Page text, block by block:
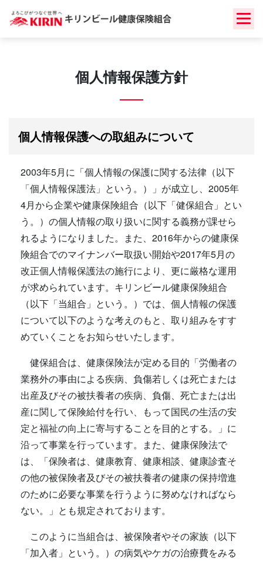
個人情報保護方針
個人情報保護への取組みについて
2003年5月に「個人情報の保護に関する法律（以下
「個人情報保護法」という。）」が成立し、2005年
4月から企業や健康保険組合（以下「健保組合」とい
う。）の個人情報の取り扱いに関する義務が課せら
れるようになりました。また、2016年からの健康保
険組合でのマイナンバー取扱い開始や2017年5月の
改正個人情報保護法の施行により、更に厳格な運用
が求められています。キリンビール健康保険組合
（以下「当組合」という。）では、個人情報の保護
について以下のような考えのもと、取り組みをすす
めていくことをお知らせいたします。
健保組合は、健康保険法が定める目的「労働者の
業務外の事由による疾病、負傷若しくは死亡または
出産及びその被扶養者の疾病、負傷、死亡または出
産に関して保険給付を行い、もって国民の生活の安
定と福祉の向上に寄与することを目的とする。」に
沿って事業を行っています。また、健康保険法で
は、「保険者は、健康教育、健康相談、健康診査そ
の他の被保険者及びその被扶養者の健康の保持増進
のために必要な事業を行うように努めなければなら
ない。」とも規定されております。
このように当組合は、被保険者やその家族（以下
「加入者」という。）の病気やケガの治療費をみる